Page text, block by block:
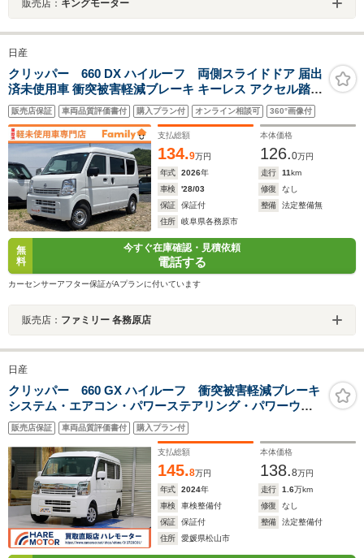
販売店： キングモーター
日産
クリッパー 660 DX ハイルーフ 両側スライドドア 届出
済未使用車 衝突被害軽減ブレーキ キーレス アクセル踏み
間違い防止装置 レーンキープアシスト オートマチックハ
イビーム 禁煙車
販売店保証 車両品質評価書付 購入プラン付 オンライン相談可 360°画像付
支払総額
134.9万円
本体価格
126.0万円
年式
2026年 走行 11km
車検
'28/03 修復
なし
保証
保証付 整備
法定整備無
住所
岐阜県各務原市
無
料
今すぐ在庫確認・見積依頼
電話する
カーセンサーアフター保証がAプランに付いています
販売店： ファミリー 各務原店
日産
クリッパー 660 GX ハイルーフ 衝突被害軽減ブレーキ
システム・エアコン・パワーステアリング・パワーウィ
ンドウ・両側スライドドアクローザー・オートライト・
オーバーヘッドシェルフ・後クリアランスソナー・シー
トヒーター・保証書・取扱説明書
販売店保証 車両品質評価書付 購入プラン付
支払総額
145.8万円
本体価格
138.8万円
年式
2024年 走行 1.6万km
車検
車検整備付 修復
なし
保証
保証付 整備
法定整備付
住所
愛媛県松山市